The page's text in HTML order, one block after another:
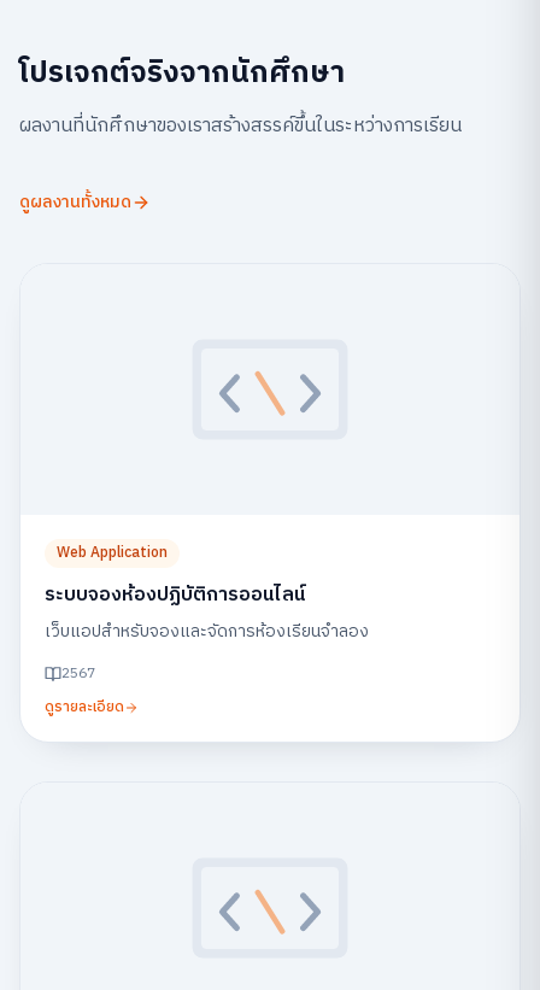
โปรเจกต์จริงจากนักศึกษา
ผลงานที่นักศึกษาของเราสร้างสรรค์ขึ้นในระหว่างการเรียน
ดูผลงานทั้งหมด
Web Application
ระบบจองห้องปฏิบัติการออนไลน์
เว็บแอปสำหรับจองและจัดการห้องเรียนจำลอง
2567
ดูรายละเอียด